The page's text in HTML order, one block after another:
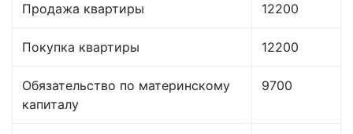
Продажа квартиры 12200
Покупка квартиры 12200
Обязательство по материнскому
капиталу
9700